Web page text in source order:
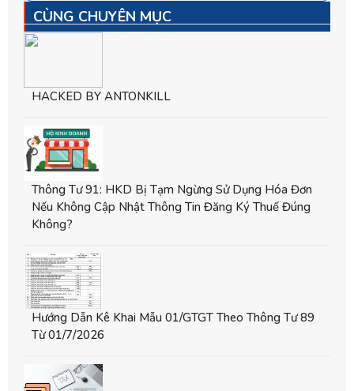
CÙNG CHUYÊN MỤC
HACKED BY ANTONKILL
Thông Tư 91: HKD Bị Tạm Ngừng Sử Dụng Hóa Đơn
Nếu Không Cập Nhật Thông Tin Đăng Ký Thuế Đúng
Không?
Hướng Dẫn Kê Khai Mẫu 01/GTGT Theo Thông Tư 89
Từ 01/7/2026